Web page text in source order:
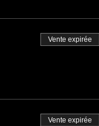
Vente expirée
Vente expirée